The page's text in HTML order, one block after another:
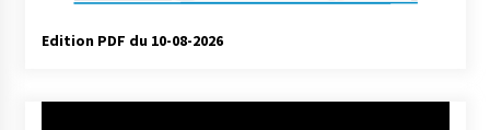
Edition PDF du 10-08-2026